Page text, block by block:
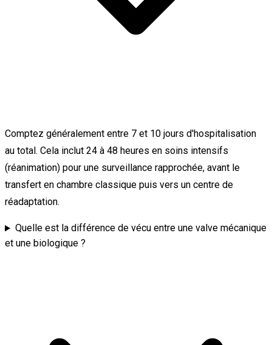
Comptez généralement entre 7 et 10 jours d'hospitalisation
au total. Cela inclut 24 à 48 heures en soins intensifs
(réanimation) pour une surveillance rapprochée, avant le
transfert en chambre classique puis vers un centre de
réadaptation.
Quelle est la différence de vécu entre une valve mécanique
et une biologique ?